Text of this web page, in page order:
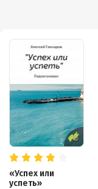
«Успех или
успеть»